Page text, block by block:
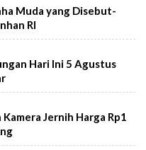
Muda yang Disebut-
RI
Hari Ini 5 Agustus
Jernih Harga Rp1